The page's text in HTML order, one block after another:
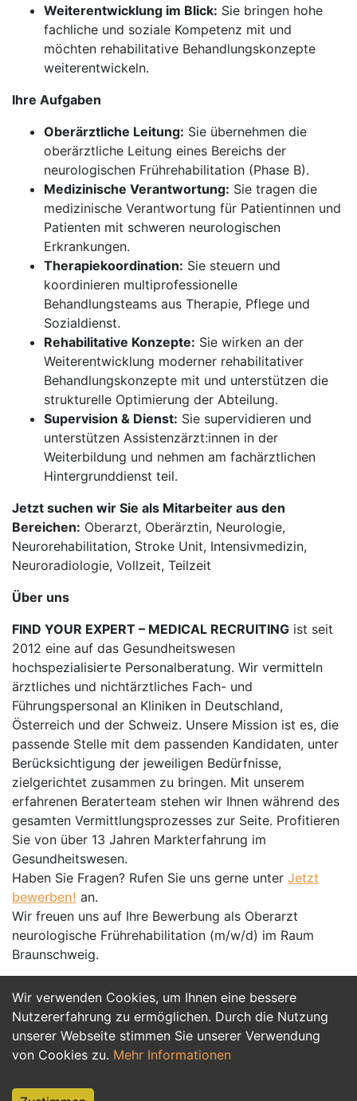
Wir verwenden Cookies, um Ihnen eine bessere
Nutzererfahrung zu ermöglichen. Durch die Nutzung
unserer Webseite stimmen Sie unserer Verwendung
von Cookies zu. Mehr Informationen
Weiterentwicklung im Blick: Sie bringen hohe
fachliche und soziale Kompetenz mit und
möchten rehabilitative Behandlungskonzepte
weiterentwickeln.
Ihre Aufgaben
Oberärztliche Leitung: Sie übernehmen die
oberärztliche Leitung eines Bereichs der
neurologischen Frührehabilitation (Phase B).
Medizinische Verantwortung: Sie tragen die
medizinische Verantwortung für Patientinnen und
Patienten mit schweren neurologischen
Erkrankungen.
Therapiekoordination: Sie steuern und
koordinieren multiprofessionelle
Behandlungsteams aus Therapie, Pflege und
Sozialdienst.
Rehabilitative Konzepte: Sie wirken an der
Weiterentwicklung moderner rehabilitativer
Behandlungskonzepte mit und unterstützen die
strukturelle Optimierung der Abteilung.
Supervision & Dienst: Sie supervidieren und
unterstützen Assistenzärzt:innen in der
Weiterbildung und nehmen am fachärztlichen
Hintergrunddienst teil.
Jetzt suchen wir Sie als Mitarbeiter aus den
Bereichen: Oberarzt, Oberärztin, Neurologie,
Neurorehabilitation, Stroke Unit, Intensivmedizin,
Neuroradiologie, Vollzeit, Teilzeit
Über uns
FIND YOUR EXPERT – MEDICAL RECRUITING ist seit
2012 eine auf das Gesundheitswesen
hochspezialisierte Personalberatung. Wir vermitteln
ärztliches und nichtärztliches Fach- und
Führungspersonal an Kliniken in Deutschland,
Österreich und der Schweiz. Unsere Mission ist es, die
passende Stelle mit dem passenden Kandidaten, unter
Berücksichtigung der jeweiligen Bedürfnisse,
zielgerichtet zusammen zu bringen. Mit unserem
erfahrenen Beraterteam stehen wir Ihnen während des
gesamten Vermittlungsprozesses zur Seite. Profitieren
Sie von über 13 Jahren Markterfahrung im
Gesundheitswesen.
Haben Sie Fragen? Rufen Sie uns gerne unter Jetzt
bewerben! an.
Wir freuen uns auf Ihre Bewerbung als Oberarzt
neurologische Frührehabilitation (m/w/d) im Raum
Braunschweig.
Jetzt Bewerben